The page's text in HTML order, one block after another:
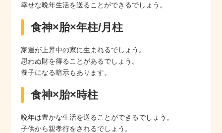
幸せな晩年生活を送ることができるでしょう。
食神×胎×年柱/月柱
家運が上昇中の家に生まれるでしょう。
思わぬ財を得ることがあるでしょう。
養子になる暗示もあります。
食神×胎×時柱
晩年は豊かな生活を送ることができるでしょう。
子供から親孝行をされるでしょう。